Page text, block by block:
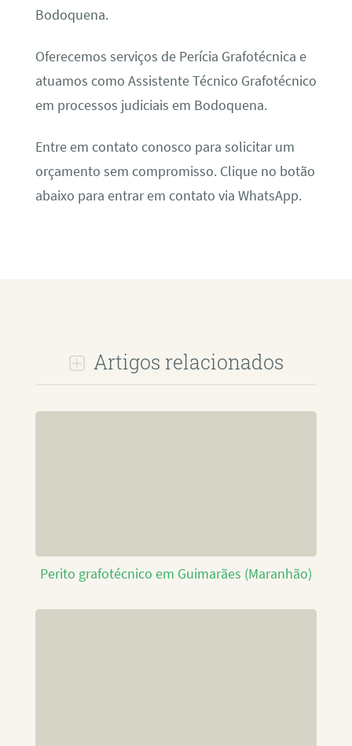
Bodoquena.
Oferecemos serviços de Perícia Grafotécnica e
atuamos como Assistente Técnico Grafotécnico
em processos judiciais em Bodoquena.
Entre em contato conosco para solicitar um
orçamento sem compromisso. Clique no botão
abaixo para entrar em contato via WhatsApp.
Artigos relacionados
Perito grafotécnico em Guimarães (Maranhão)